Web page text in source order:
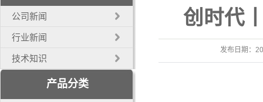
电子工业工具
公司新闻
行业新闻
技术知识
产品分类
创时代
发布日期：